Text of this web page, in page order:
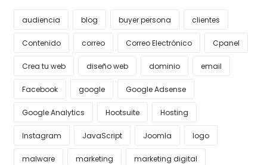
audiencia blog buyer persona clientes
Contenido correo Correo Electrónico Cpanel
Crea tu web diseño web dominio email
Facebook google Google Adsense
Google Analytics Hootsuite Hosting
Instagram JavaScript Joomla logo
malware marketing marketing digital